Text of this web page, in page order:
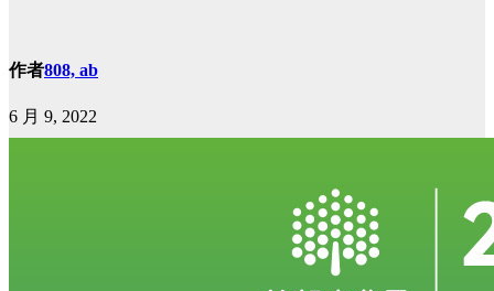
作者808, ab
6 月 9, 2022